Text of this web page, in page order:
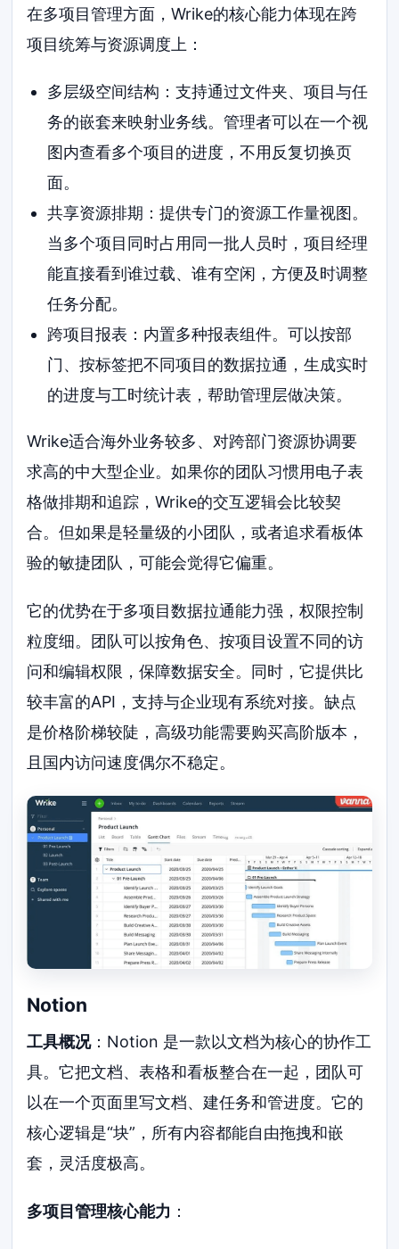
在多项目管理方面，Wrike的核心能力体现在跨
项目统筹与资源调度上：
多层级空间结构：支持通过文件夹、项目与任
务的嵌套来映射业务线。管理者可以在一个视
图内查看多个项目的进度，不用反复切换页
面。
共享资源排期：提供专门的资源工作量视图。
当多个项目同时占用同一批人员时，项目经理
能直接看到谁过载、谁有空闲，方便及时调整
任务分配。
跨项目报表：内置多种报表组件。可以按部
门、按标签把不同项目的数据拉通，生成实时
的进度与工时统计表，帮助管理层做决策。
Wrike适合海外业务较多、对跨部门资源协调要
求高的中大型企业。如果你的团队习惯用电子表
格做排期和追踪，Wrike的交互逻辑会比较契
合。但如果是轻量级的小团队，或者追求看板体
验的敏捷团队，可能会觉得它偏重。
它的优势在于多项目数据拉通能力强，权限控制
粒度细。团队可以按角色、按项目设置不同的访
问和编辑权限，保障数据安全。同时，它提供比
较丰富的API，支持与企业现有系统对接。缺点
是价格阶梯较陡，高级功能需要购买高阶版本，
且国内访问速度偶尔不稳定。
Notion
工具概况：Notion 是一款以文档为核心的协作工
具。它把文档、表格和看板整合在一起，团队可
以在一个页面里写文档、建任务和管进度。它的
核心逻辑是“块”，所有内容都能自由拖拽和嵌
套，灵活度极高。
多项目管理核心能力 ：